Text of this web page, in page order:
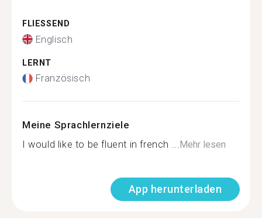
FLIESSEND
Englisch
LERNT
Französisch
Meine Sprachlernziele
I would like to be fluent in french ...Mehr lesen
App herunterladen